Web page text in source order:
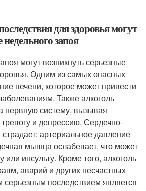
для здоровья могут
запоя
могут возникнуть серьезные
Одним из самых опасных
печени, которое может привести
Также алкоголь
нервную систему, вызывая
и депрессию. Сердечно-
страдает: артериальное давление
мышца ослабевает, что может
или инсульту. Кроме того, алкоголь
аварий и других несчастных
последствием является